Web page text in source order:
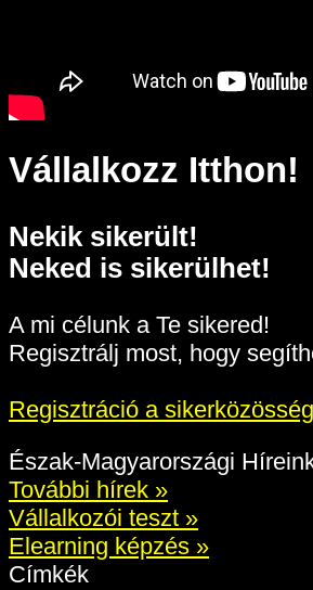
Vállalkozz Itthon!
Nekik sikerült!
Neked is sikerülhet!
A mi célunk a Te sikered!
Regisztrálj most, hogy
Regisztráció a
Észak-Magyarországi
További hírek »
Vállalkozói teszt »
Elearning képzés »
Címkék